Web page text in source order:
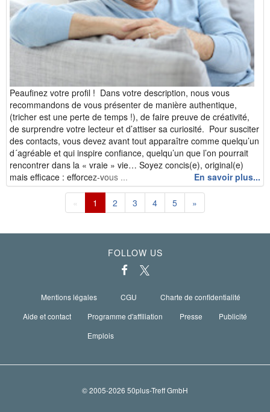
Peaufinez votre profil ! Dans votre description, nous vous
recommandons de vous présenter de manière authentique,
(tricher est une perte de temps !), de faire preuve de créativité,
de surprendre votre lecteur et d’attiser sa curiosité. Pour susciter
des contacts, vous devez avant tout apparaître comme quelqu’un
d´agréable et qui inspire confiance, quelqu’un que l’on pourrait
rencontrer dans la « vraie » vie… Soyez concis(e), original(e)
mais efficace : efforcez-vous ...
En savoir plus...
« 1 2 3 4 5 »
FOLLOW US
Mentions légales CGU
Charte de confidentialité
Aide et contact
Programme d'affiliation Presse
Publicité
Emplois
© 2005-2026 50plus-Treff GmbH